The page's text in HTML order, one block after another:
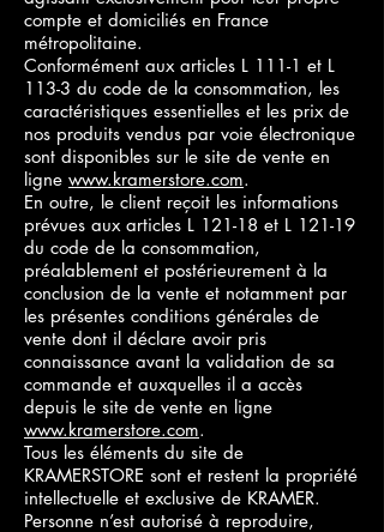
compte et domiciliés en France
métropolitaine.
Conformément aux articles L 111-1 et L
113-3 du code de la consommation, les
caractéristiques essentielles et les prix de
nos produits vendus par voie électronique
sont disponibles sur le site de vente en
ligne www.kramerstore.com.
En outre, le client reçoit les informations
prévues aux articles L 121-18 et L 121-19
du code de la consommation,
préalablement et postérieurement à la
conclusion de la vente et notamment par
les présentes conditions générales de
vente dont il déclare avoir pris
connaissance avant la validation de sa
commande et auxquelles il a accès
depuis le site de vente en ligne
www.kramerstore.com.
Tous les éléments du site de
KRAMERSTORE sont et restent la propriété
intellectuelle et exclusive de KRAMER.
Personne n’est autorisé à reproduire,